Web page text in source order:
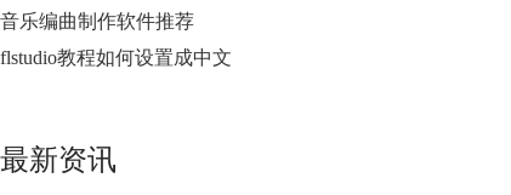
音乐编曲制作软件推荐
flstudio教程如何设置成中文
最新资讯